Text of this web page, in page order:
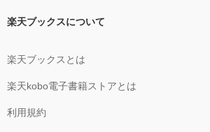
楽天ブックスについて
楽天ブックスとは
楽天kobo電子書籍ストアとは
利用規約